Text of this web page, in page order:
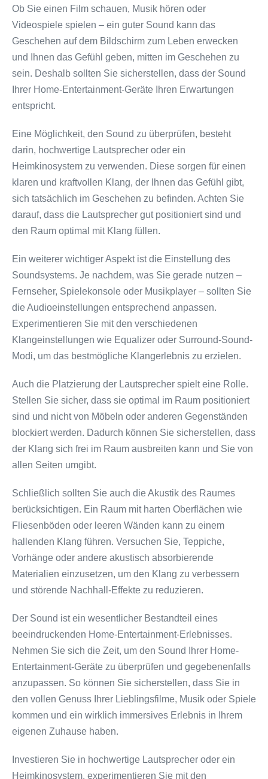
Ob Sie einen Film schauen, Musik hören oder
Videospiele spielen – ein guter Sound kann das
Geschehen auf dem Bildschirm zum Leben erwecken
und Ihnen das Gefühl geben, mitten im Geschehen zu
sein. Deshalb sollten Sie sicherstellen, dass der Sound
Ihrer Home-Entertainment-Geräte Ihren Erwartungen
entspricht.
Eine Möglichkeit, den Sound zu überprüfen, besteht
darin, hochwertige Lautsprecher oder ein
Heimkinosystem zu verwenden. Diese sorgen für einen
klaren und kraftvollen Klang, der Ihnen das Gefühl gibt,
sich tatsächlich im Geschehen zu befinden. Achten Sie
darauf, dass die Lautsprecher gut positioniert sind und
den Raum optimal mit Klang füllen.
Ein weiterer wichtiger Aspekt ist die Einstellung des
Soundsystems. Je nachdem, was Sie gerade nutzen –
Fernseher, Spielekonsole oder Musikplayer – sollten Sie
die Audioeinstellungen entsprechend anpassen.
Experimentieren Sie mit den verschiedenen
Klangeinstellungen wie Equalizer oder Surround-Sound-
Modi, um das bestmögliche Klangerlebnis zu erzielen.
Auch die Platzierung der Lautsprecher spielt eine Rolle.
Stellen Sie sicher, dass sie optimal im Raum positioniert
sind und nicht von Möbeln oder anderen Gegenständen
blockiert werden. Dadurch können Sie sicherstellen, dass
der Klang sich frei im Raum ausbreiten kann und Sie von
allen Seiten umgibt.
Schließlich sollten Sie auch die Akustik des Raumes
berücksichtigen. Ein Raum mit harten Oberflächen wie
Fliesenböden oder leeren Wänden kann zu einem
hallenden Klang führen. Versuchen Sie, Teppiche,
Vorhänge oder andere akustisch absorbierende
Materialien einzusetzen, um den Klang zu verbessern
und störende Nachhall-Effekte zu reduzieren.
Der Sound ist ein wesentlicher Bestandteil eines
beeindruckenden Home-Entertainment-Erlebnisses.
Nehmen Sie sich die Zeit, um den Sound Ihrer Home-
Entertainment-Geräte zu überprüfen und gegebenenfalls
anzupassen. So können Sie sicherstellen, dass Sie in
den vollen Genuss Ihrer Lieblingsfilme, Musik oder Spiele
kommen und ein wirklich immersives Erlebnis in Ihrem
eigenen Zuhause haben.
Investieren Sie in hochwertige Lautsprecher oder ein
Heimkinosystem, experimentieren Sie mit den